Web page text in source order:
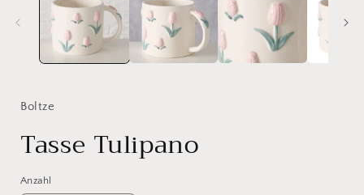
Boltze
Tasse Tulipano
Anzahl